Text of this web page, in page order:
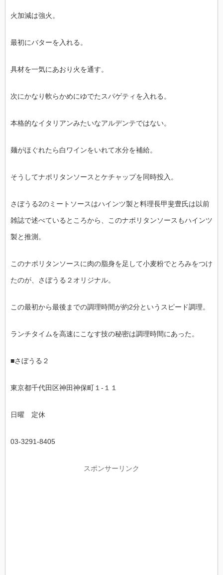
火加減は強火。
最初にバターを入れる。
具材を一気にあおり火を通す。
次にかなり軟らかめにゆでたスパゲティを入れる。
本格的なイタリアンみたいなアルデンテではない。
麺がほぐれたら白ワインをいれて水分を補給。
そうしてナポリタンソースとケチャップを同時投入。
さぼうる2のミートソースはハインツ製と料理長甲斐豊氏は以前
雑誌で述べているところから、このナポリタンソースもハインツ
製と推測。
このナポリタンソースに肉の脂身を足して小麦粉でとろみをつけ
たのが、さぼうる２オリジナル。
この最初から最後までの調理時間が約2分というスピード調理。
ランチタイムを高速にこなす技の秘密は調理時間にあった。
■さぼうる２
東京都千代田区神田神保町 １-１１
日曜 定休
03-3291-8405
スポンサーリンク